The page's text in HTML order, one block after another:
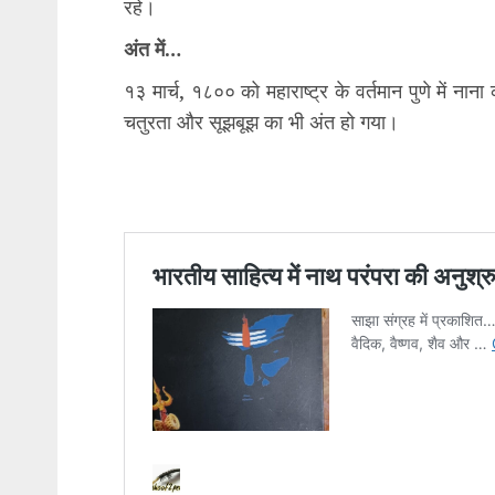
रहे।
अंत में…
१३ मार्च, १८०० को महाराष्ट्र के वर्तमान पुणे में
चतुरता और सूझबूझ का भी अंत हो गया।